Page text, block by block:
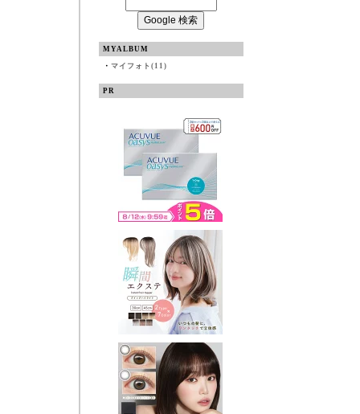
MYALBUM
・ マイフォト(11)
PR